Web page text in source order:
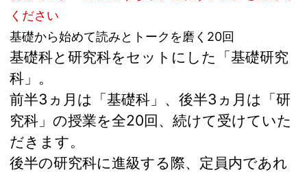
ください
基礎から始めて読みとトークを磨く20回
基礎科と研究科をセットにした「基礎研究
科」。
前半3ヵ月は「基礎科」、後半3ヵ月は「研
究科」の授業を全20回、続けて受けていた
だきます。
後半の研究科に進級する際、定員内であれ